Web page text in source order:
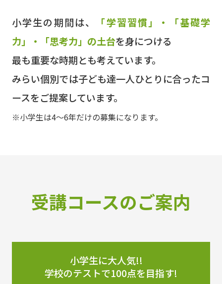
小学生の期間は、
「学習習慣」・「基礎学
力」・「思考力」の土台を身につける
最も重要な時期とも考えています。
みらい個別では子ども達一人ひとりに合ったコ
ースをご提案しています。
※小学生は4～6年だけの募集になります。
受講コースのご案内
小学生に大人気!!
学校のテストで100点を目指す!